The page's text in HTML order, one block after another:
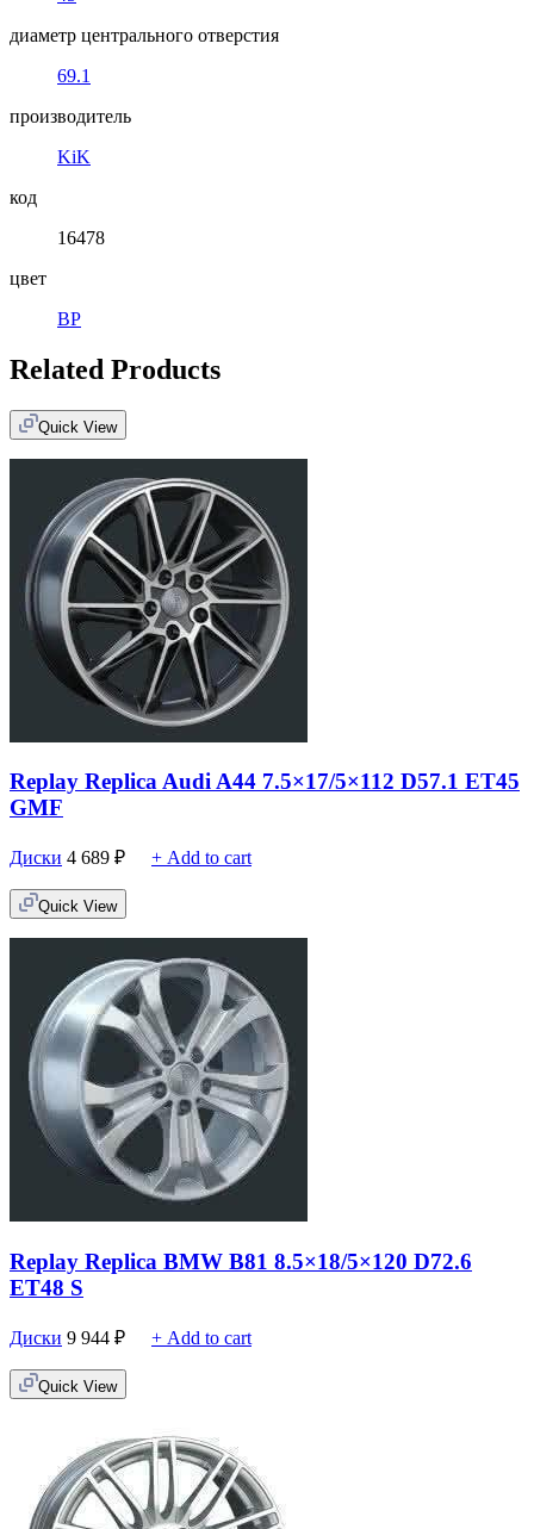
диаметр центрального отверстия
69.1
производитель
KiK
код
16478
цвет
BP
Related Products
Quick View
Replay Replica Audi A44 7.5×17/5×112 D57.1 ET45
GMF
Диски 4 689 ₽ + Add to cart
Quick View
Replay Replica BMW B81 8.5×18/5×120 D72.6
ET48 S
Диски 9 944 ₽ + Add to cart
Quick View